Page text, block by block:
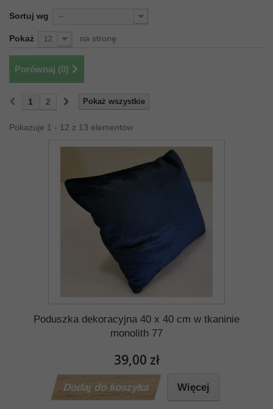
Sortuj wg --
Pokaż 12 na stronę
Porównaj (0)
Pokaż wszystkie
1 2
Pokazuje 1 - 12 z 13 elementów
Poduszka dekoracyjna 40 x 40 cm w tkaninie
monolith 77
39,00 zł
Dodaj do koszyka Więcej